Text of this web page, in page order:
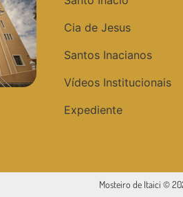
Cia de Jesus
Santos Inacianos
Vídeos Institucionais
Expediente
Mosteiro de Itaici ©